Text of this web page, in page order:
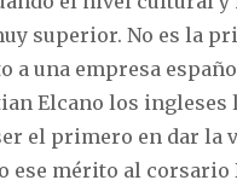
superior. No es la
a una empresa
Elcano los
el primero en dar la
ese mérito al corsario